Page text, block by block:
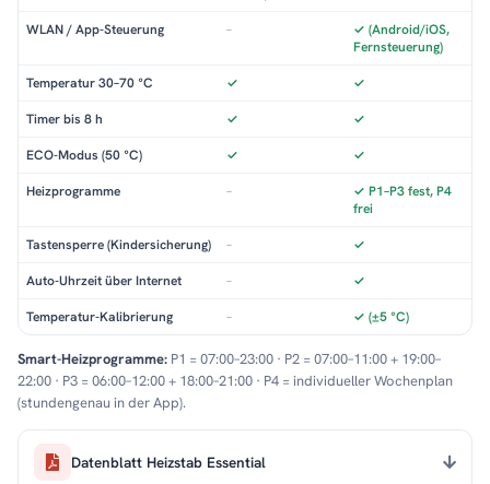
WLAN / App-Steuerung –
✓ (Android/iOS,
Fernsteuerung)
Temperatur 30–70 °C ✓ ✓
Timer bis 8 h ✓ ✓
ECO-Modus (50 °C) ✓ ✓
Heizprogramme –
✓ P1–P3 fest, P4
frei
Tastensperre (Kindersicherung) – ✓
Auto-Uhrzeit über Internet – ✓
Temperatur-Kalibrierung – ✓ (±5 °C)
Smart-Heizprogramme: P1 = 07:00–23:00 · P2 = 07:00–11:00 + 19:00–
22:00 · P3 = 06:00–12:00 + 18:00–21:00 · P4 = individueller Wochenplan
(stundengenau in der App).
Datenblatt Heizstab Essential